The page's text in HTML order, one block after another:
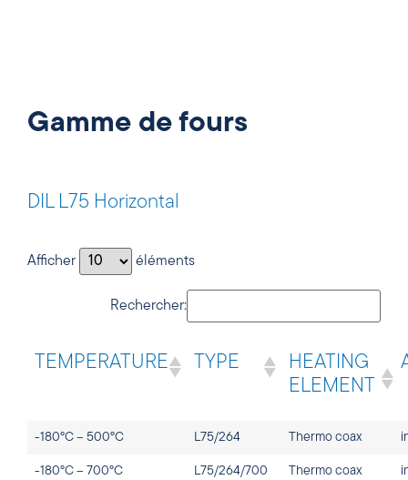
Gamme de fours
DIL L75 Horizontal
Afficher éléments
Rechercher:
TEMPERATURE TYPE
HEATING
ELEMENT
-180°C – 500°C L75/264 Thermo coax
-180°C – 700°C L75/264/700 Thermo coax